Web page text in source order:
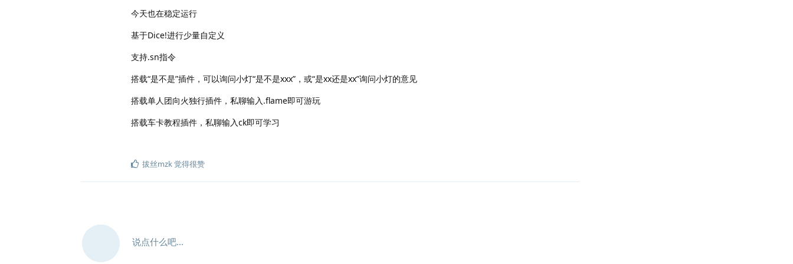
今天也在稳定运行
基于Dice!进行少量自定义
支持.sn指令
搭载“是不是”插件，可以询问小灯“是不是xxx”，或“是xx还是xx”询问小灯的意见
搭载单人团向火独行插件，私聊输入.flame即可游玩
搭载车卡教程插件，私聊输入ck即可学习
拔丝mzk觉得很赞
说点什么吧...